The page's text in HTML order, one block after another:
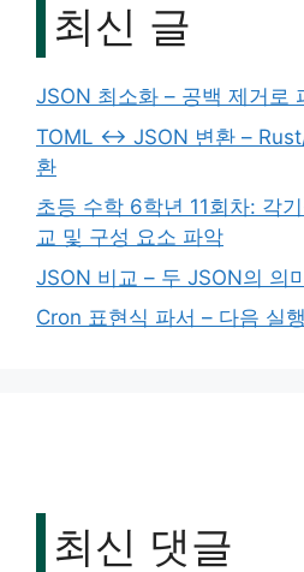
최신 글
JSON 최소화 – 공백 제거로
TOML ↔ JSON 변환 –
환
초등 수학 6학년 11회차: 각
교 및 구성 요소 파악
JSON 비교 – 두 JSON의 의
Cron 표현식 파서 – 다음 실
최신 댓글